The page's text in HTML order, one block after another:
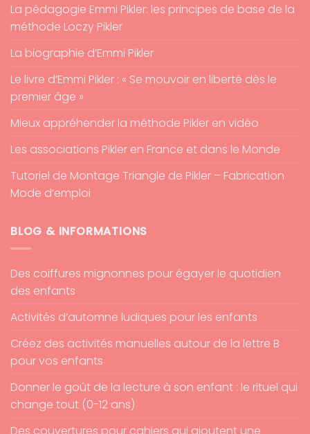
La pédagogie Emmi Pikler: les principes de base de la
méthode Loczy Pikler
La biographie d’Emmi Pikler
Le livre d’Emmi Pikler : « Se mouvoir en liberté dès le
premier âge »
Mieux appréhender la méthode Pikler en vidéo
Les associations Pikler en France et dans le Monde
Tutoriel de Montage Triangle de Pikler – Fabrication
Mode d’emploi
BLOG & INFORMATIONS
Des coiffures mignonnes pour égayer le quotidien
des enfants
Activités d’automne ludiques pour les enfants
Créez des activités manuelles autour de la lettre B
pour vos enfants
Donner le goût de la lecture à son enfant : le rituel qui
change tout (0-12 ans)
Des couvertures pour cahiers qui ajoutent une